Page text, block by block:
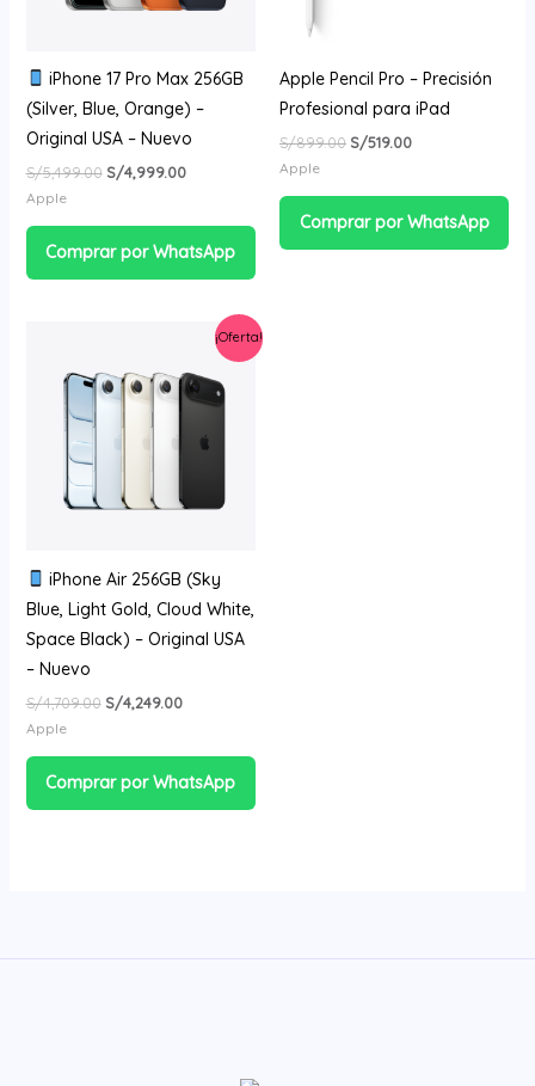
iPhone 17 Pro Max 256GB
(Silver, Blue, Orange) –
Original USA – Nuevo
S/5,499.00 S/4,999.00
Apple
Comprar por WhatsApp
Apple Pencil Pro – Precisión
Profesional para iPad
S/899.00 S/519.00
Apple
Comprar por WhatsApp
¡Oferta!
iPhone Air 256GB (Sky
Blue, Light Gold, Cloud White,
Space Black) – Original USA
– Nuevo
S/4,709.00
era:
S/4,709.00.
S/4,249.00
precio
es:
S/4,249.00.
Apple
Comprar por WhatsApp